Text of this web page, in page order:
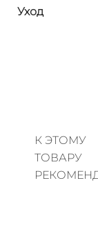
Уход
К ЭТОМУ
ТОВАРУ